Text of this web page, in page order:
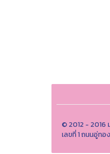
© 2012 - 2016
เลขที่ 1 ถนนอู่ท